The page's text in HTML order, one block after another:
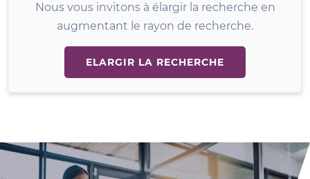
Nous vous invitons à élargir la recherche en
augmentant le rayon de recherche.
ELARGIR LA RECHERCHE